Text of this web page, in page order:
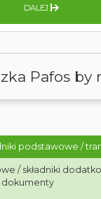
Pafos by
podstawowe /
/ składniki
dokumenty
DALEJ